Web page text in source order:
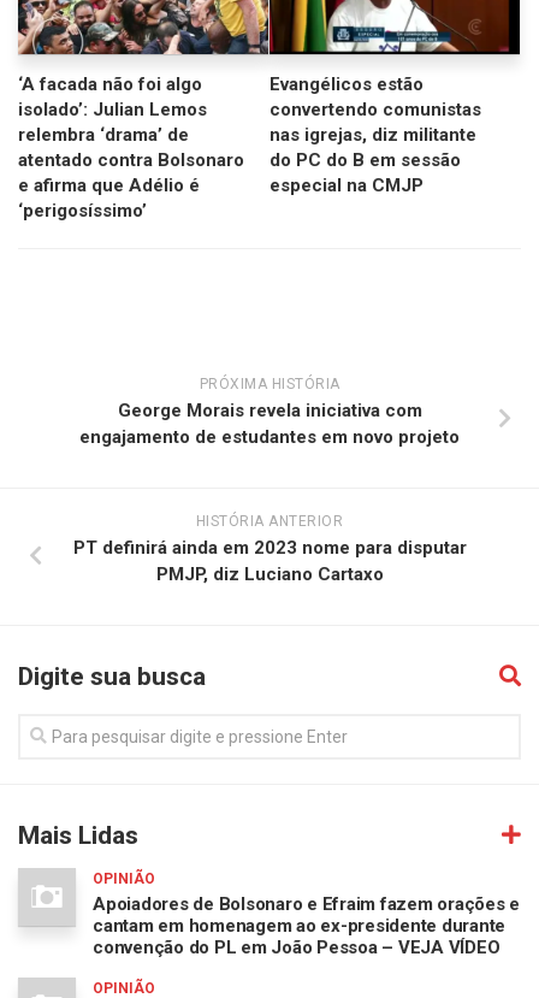
‘A facada não foi algo
isolado’: Julian Lemos
relembra ‘drama’ de
atentado contra Bolsonaro
e afirma que Adélio é
‘perigosíssimo’
Evangélicos estão
convertendo comunistas
nas igrejas, diz militante
do PC do B em sessão
especial na CMJP
PRÓXIMA HISTÓRIA
George Morais revela iniciativa com
engajamento de estudantes em novo projeto
HISTÓRIA ANTERIOR
PT definirá ainda em 2023 nome para disputar
PMJP, diz Luciano Cartaxo
Digite sua busca
Mais Lidas
OPINIÃO
Apoiadores de Bolsonaro e Efraim fazem orações e
cantam em homenagem ao ex-presidente durante
convenção do PL em João Pessoa – VEJA VÍDEO
OPINIÃO